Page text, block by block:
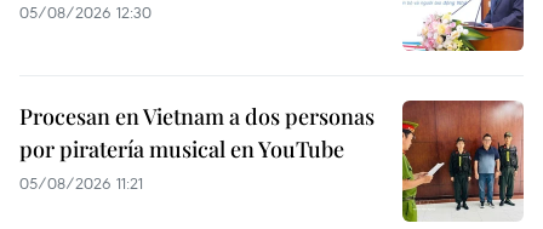
05/08/2026 12:30
Procesan en Vietnam a dos personas
por piratería musical en YouTube
05/08/2026 11:21